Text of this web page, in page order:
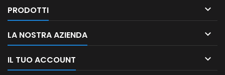
PRODOTTI 
LA NOSTRA AZIENDA 
IL TUO ACCOUNT 